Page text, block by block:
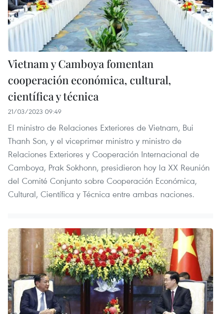
Vietnam y Camboya fomentan
cooperación económica, cultural,
científica y técnica
21/03/2023 09:49
El ministro de Relaciones Exteriores de Vietnam, Bui
Thanh Son, y el viceprimer ministro y ministro de
Relaciones Exteriores y Cooperación Internacional de
Camboya, Prak Sokhonn, presidieron hoy la XX Reunión
del Comité Conjunto sobre Cooperación Económica,
Cultural, Científica y Técnica entre ambas naciones.